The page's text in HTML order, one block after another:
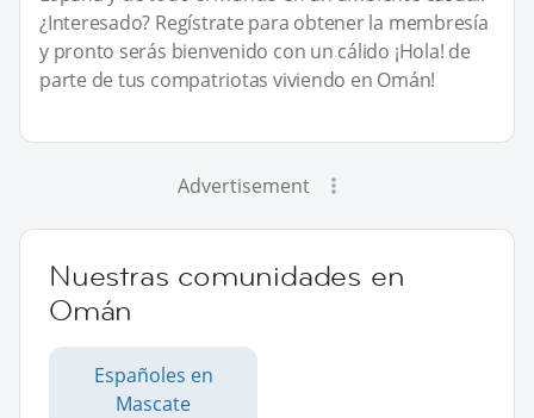
¿Interesado? Regístrate para obtener la membresía
y pronto serás bienvenido con un cálido ¡Hola! de
parte de tus compatriotas viviendo en Omán!
Advertisement
Nuestras comunidades en
Omán
Españoles en
Mascate